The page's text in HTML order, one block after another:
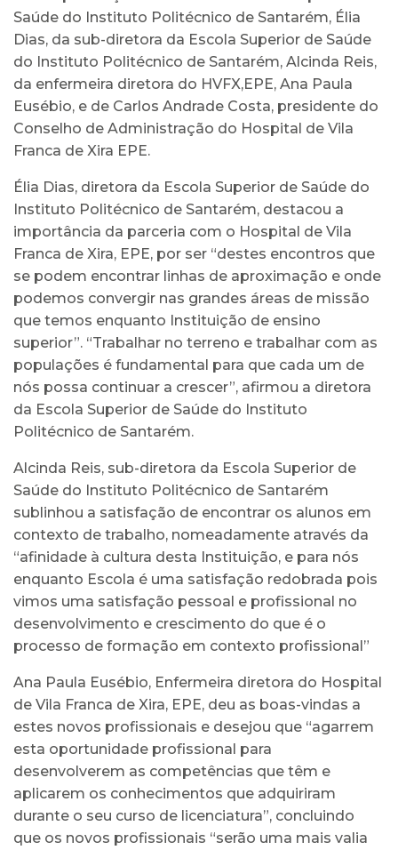
Saúde do Instituto Politécnico de Santarém, Élia
Dias, da sub-diretora da Escola Superior de Saúde
do Instituto Politécnico de Santarém, Alcinda Reis,
da enfermeira diretora do HVFX,EPE, Ana Paula
Eusébio, e de Carlos Andrade Costa, presidente do
Conselho de Administração do Hospital de Vila
Franca de Xira EPE.
Élia Dias, diretora da Escola Superior de Saúde do
Instituto Politécnico de Santarém, destacou a
importância da parceria com o Hospital de Vila
Franca de Xira, EPE, por ser “destes encontros que
se podem encontrar linhas de aproximação e onde
podemos convergir nas grandes áreas de missão
que temos enquanto Instituição de ensino
superior”. “Trabalhar no terreno e trabalhar com as
populações é fundamental para que cada um de
nós possa continuar a crescer”, afirmou a diretora
da Escola Superior de Saúde do Instituto
Politécnico de Santarém.
Alcinda Reis, sub-diretora da Escola Superior de
Saúde do Instituto Politécnico de Santarém
sublinhou a satisfação de encontrar os alunos em
contexto de trabalho, nomeadamente através da
“afinidade à cultura desta Instituição, e para nós
enquanto Escola é uma satisfação redobrada pois
vimos uma satisfação pessoal e profissional no
desenvolvimento e crescimento do que é o
processo de formação em contexto profissional”
Ana Paula Eusébio, Enfermeira diretora do Hospital
de Vila Franca de Xira, EPE, deu as boas-vindas a
estes novos profissionais e desejou que “agarrem
esta oportunidade profissional para
desenvolverem as competências que têm e
aplicarem os conhecimentos que adquiriram
durante o seu curso de licenciatura”, concluindo
que os novos profissionais “serão uma mais valia